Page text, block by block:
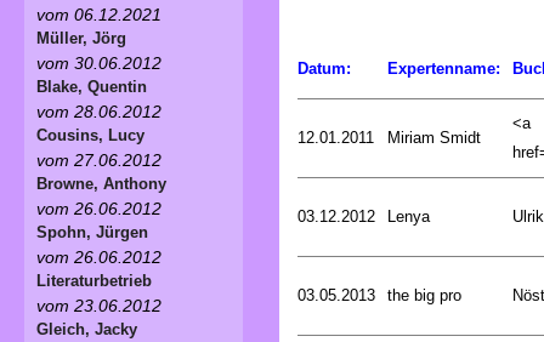
Datum: Expertenname:
12.01.2011 Miriam Smidt
<a
03.12.2012 Lenya
03.05.2013 the big pro
vom 06.12.2021
Müller, Jörg
vom 30.06.2012
Blake, Quentin
vom 28.06.2012
Cousins, Lucy
vom 27.06.2012
Browne, Anthony
vom 26.06.2012
Spohn, Jürgen
vom 26.06.2012
Literaturbetrieb
vom 23.06.2012
Gleich, Jacky